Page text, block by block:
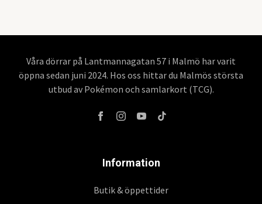
Våra dörrar på Lantmannagatan 57 i Malmö har varit
öppna sedan juni 2024. Hos oss hittar du Malmös största
utbud av Pokémon och samlarkort (TCG).
Information
Butik & öppettider